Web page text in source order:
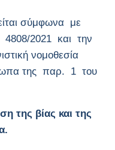
σύμφωνα με
2021 και την
νομοθεσία
της παρ. 1 του
της βίας και της